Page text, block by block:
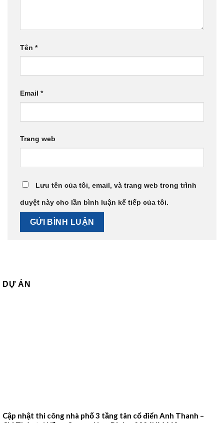
Tên *
Email *
Trang web
Lưu tên của tôi, email, và trang web trong trình
duyệt này cho lần bình luận kế tiếp của tôi.
DỰ ÁN
Cập nhật thi công nhà phố 3 tầng tân cổ điển Anh Thanh –